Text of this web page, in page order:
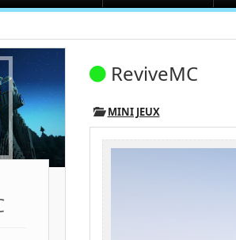
ReviveMC
MINI JEUX